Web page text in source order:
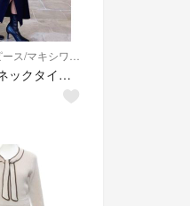
ミーア♡Vネックタイトリブワンピース